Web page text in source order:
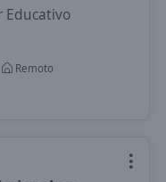
Educativo
Remoto